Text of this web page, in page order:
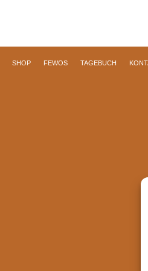
SHOP FEWOS TAGEBUCH